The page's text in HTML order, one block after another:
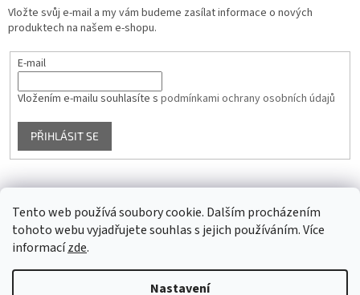
Tento web používá soubory cookie. Dalším procházením
tohoto webu vyjadřujete souhlas s jejich používáním. Více
informacízde.
Nastavení
Vložte svůj e-mail a my vám budeme zasílat informace o nových
produktech na našem e-shopu.
E-mail
Vložením e-mailu souhlasíte s podmínkami ochrany osobních údajů
PŘIHLÁSIT SE
Facebook